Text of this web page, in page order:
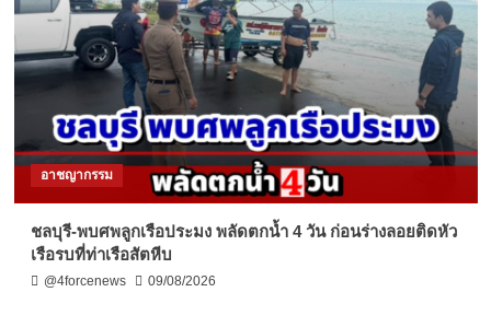
อาชญากรรม
ชลบุรี-พบศพลูกเรือประมง พลัดตกน้ำ 4 วัน ก่อนร่างลอยติดหัว
เรือรบที่ท่าเรือสัตหีบ
@4forcenews 09/08/2026